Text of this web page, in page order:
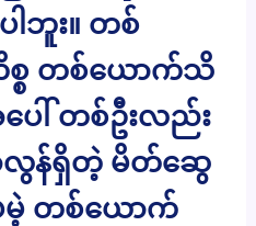
ါဘူး။ တစ်
စ တစ်ယောက်သိ
ေါ် တစ်ဦးလည်း
လွန်ရှိတဲ့ မိတ်ဆွေ
မဲ့ တစ်ယောက်